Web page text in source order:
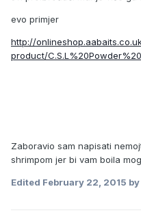
evo primjer
http://
product/
Zaboravio sam napisati
shrimpom jer bi vam boila
Edited February 22, 2015